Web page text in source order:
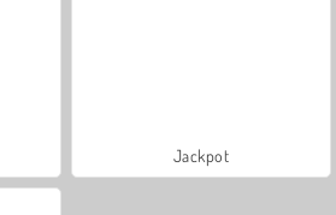
Jackpot